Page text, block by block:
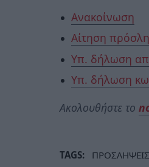
Ανακοίνωση
Αίτηση
Υπ. δήλωση
Υπ. δήλωση
Ακολουθήστε το
TAGS: ΠΡΟΣΛΗΨΕΙΣ